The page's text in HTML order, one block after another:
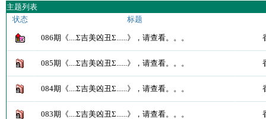
主题列表
状态
标题
086期《....Σ吉美凶丑Σ......》，请查看。。。
085期《....Σ吉美凶丑Σ......》，请查看。。。
084期《....Σ吉美凶丑Σ......》，请查看。。。
083期《....Σ吉美凶丑Σ......》，请查看。。。